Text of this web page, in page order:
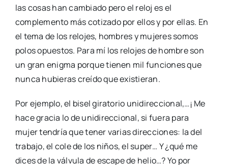
las cosas han cambiado pero el reloj es el
complemento más cotizado por ellos y por ellas. En
el tema de los relojes, hombres y mujeres somos
polos opuestos. Para mí los relojes de hombre son
un gran enigma porque tienen mil funciones que
nunca hubieras creído que existieran.
Por ejemplo, el bisel giratorio unidireccional,…¡ Me
hace gracia lo de unidireccional, si fuera para
mujer tendría que tener varias direcciones: la del
trabajo, el cole de los niños, el super… Y ¿qué me
dices de la válvula de escape de helio…? Yo por